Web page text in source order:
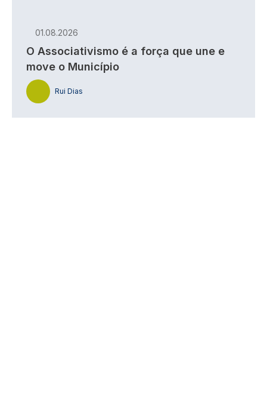
01.08.2026
O Associativismo é a força que une e
move o Município
Rui Dias